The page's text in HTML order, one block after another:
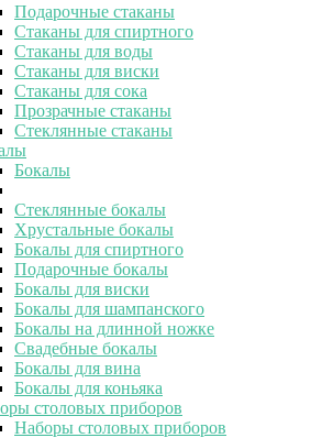
Подарочные стаканы
Стаканы для спиртного
Стаканы для воды
Стаканы для виски
Стаканы для сока
Прозрачные стаканы
Стеклянные стаканы
Бокалы
Стеклянные бокалы
Хрустальные бокалы
Бокалы для спиртного
Подарочные бокалы
Бокалы для виски
Бокалы для шампанского
Бокалы на длинной ножке
Свадебные бокалы
Бокалы для вина
Бокалы для коньяка
столовых приборов
Наборы столовых приборов